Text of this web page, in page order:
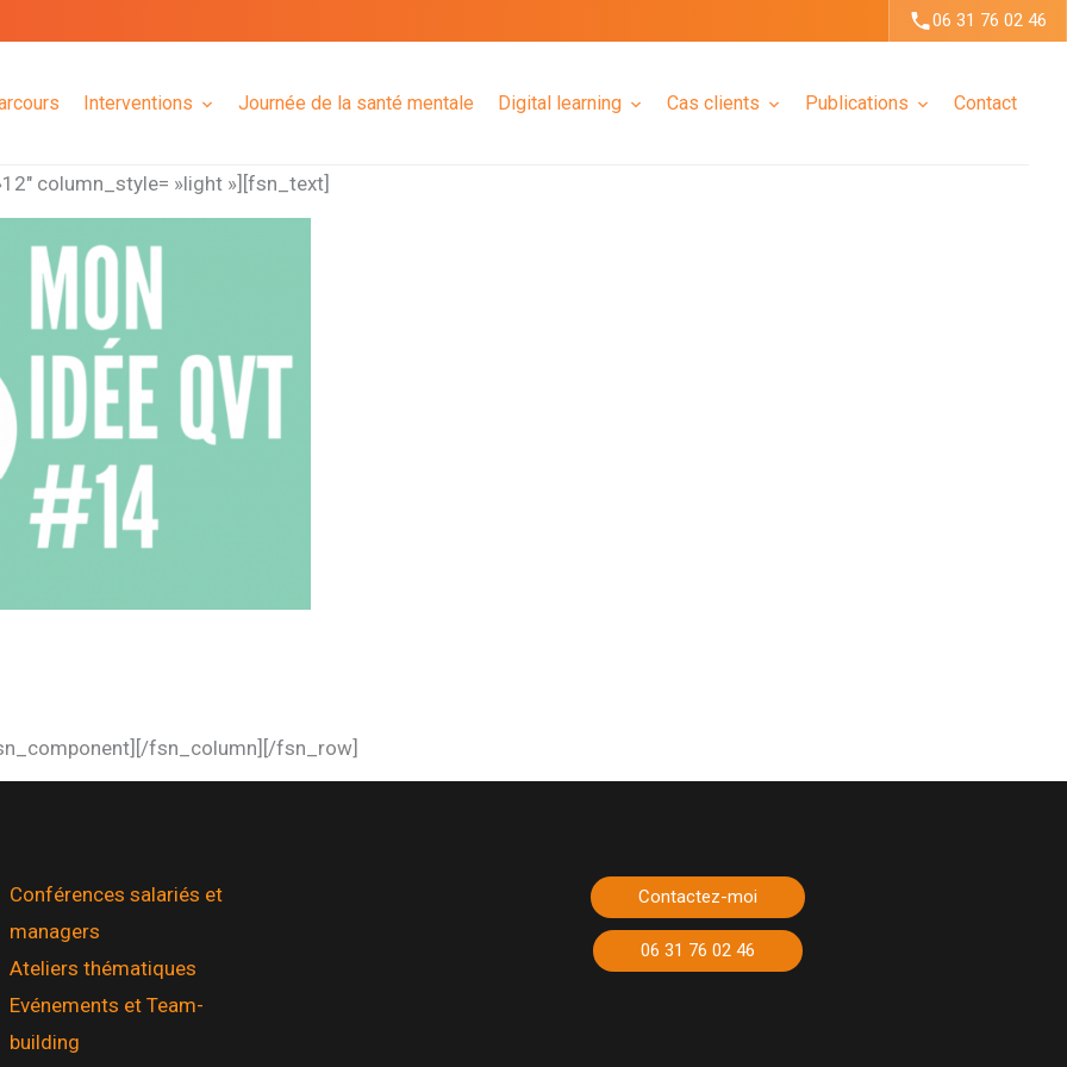
06 31 76 02 46
Interventions Journée de la santé mentale Digital learning Cas clients Publications Contact
column_style= »light »][fsn_text]
fsn_column][/fsn_row]
Conférences salariés et
managers
Ateliers thématiques
Evénements et Team-
building
Contactez-moi
06 31 76 02 46